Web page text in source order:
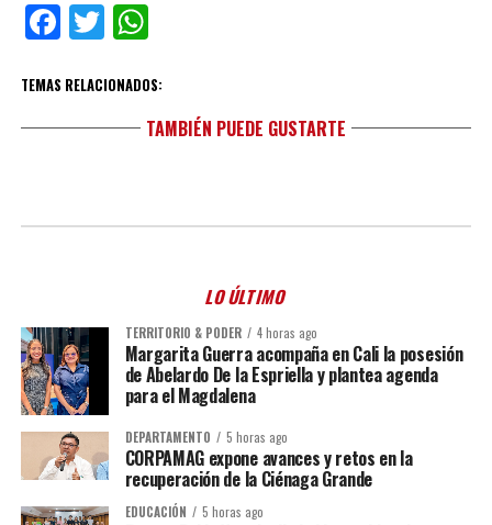
Facebook
TwitterWhatsApp
TEMAS RELACIONADOS:
TAMBIÉN PUEDE GUSTARTE
LO ÚLTIMO
TERRITORIO & PODER 4 horas ago
Margarita Guerra acompaña en Cali la posesión
de Abelardo De la Espriella y plantea agenda
para el Magdalena
DEPARTAMENTO 5 horas ago
CORPAMAG expone avances y retos en la
recuperación de la Ciénaga Grande
EDUCACIÓN 5 horas ago